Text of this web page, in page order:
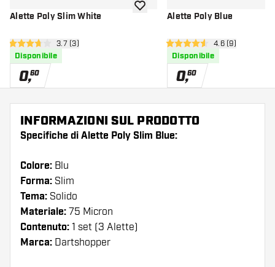
Alette Poly Slim White
apri pannello recensioni
3.7 stelle di valutazione
3.7 (3)
Disponibile
0,60
aggiungi alla lista dei desideri
Alette Poly Blue
apri pannello
4.6 stelle di valutazione
4.6 (9)
Disponibile
0,60
INFORMAZIONI SUL PRODOTTO
Specifiche di Alette Poly Slim Blue:
Colore: Blu
Forma: Slim
Tema: Solido
Materiale: 75 Micron
Contenuto: 1 set (3 Alette)
Marca: Dartshopper